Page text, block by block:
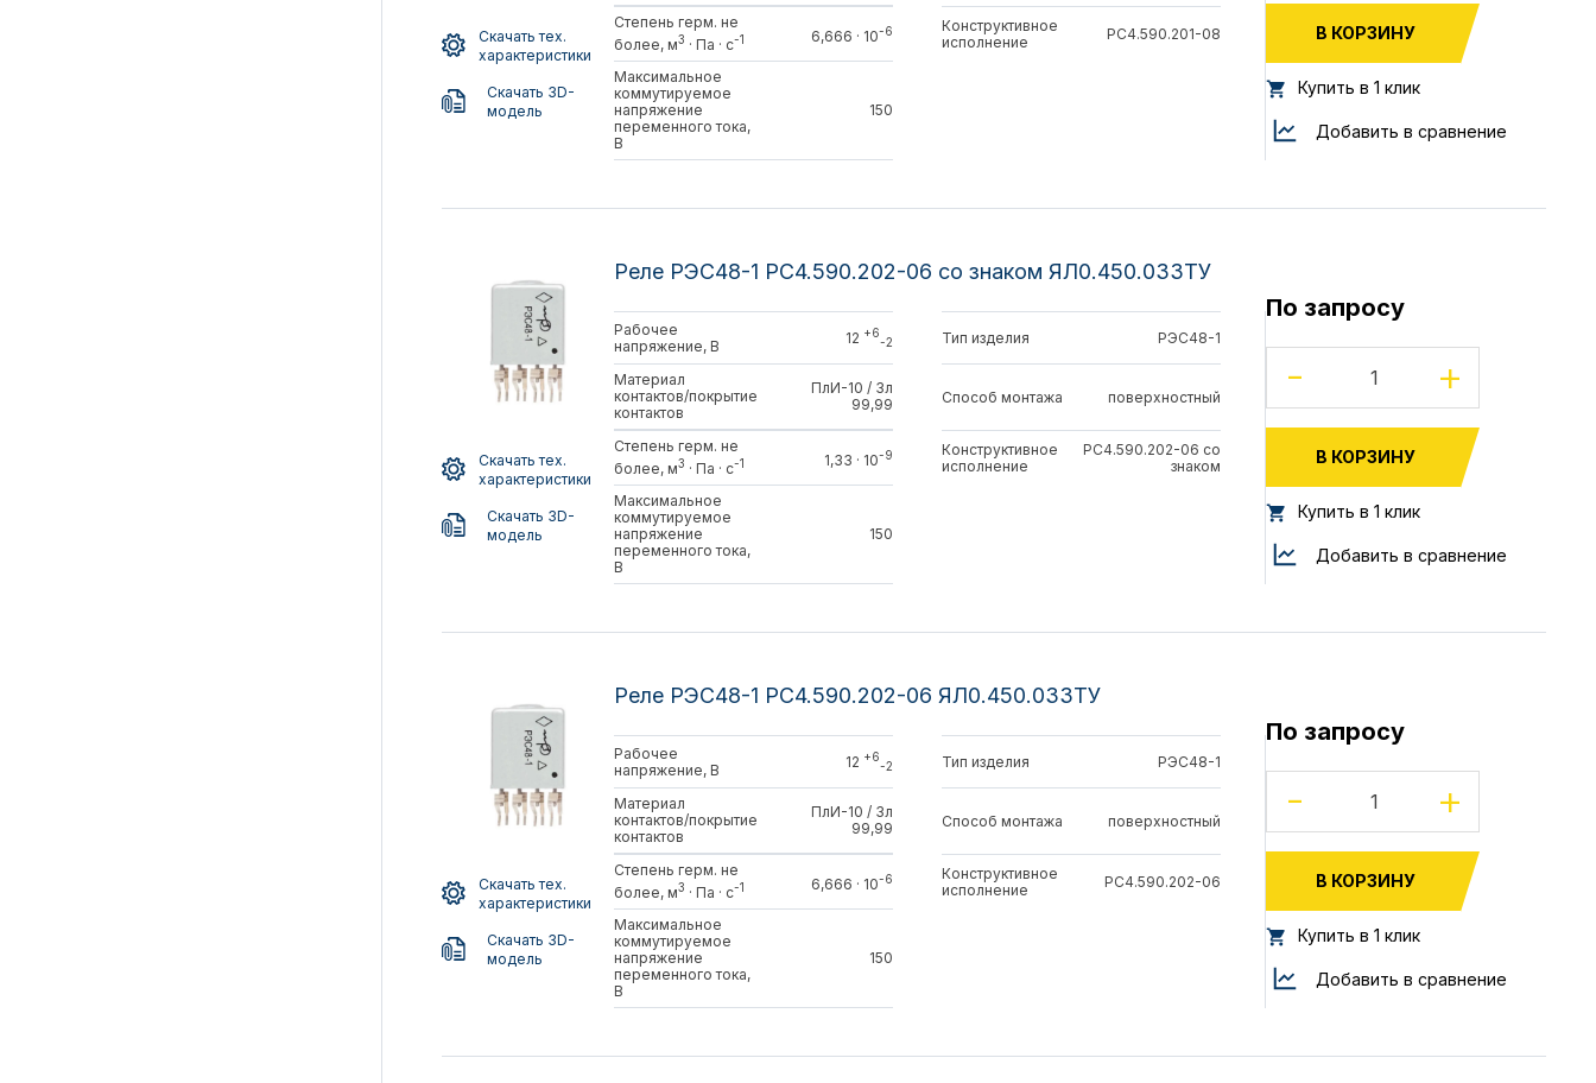
Скачать тех.
характеристики
Скачать 3D-
модель
Степень герм. не
более, м3 · Па · с-1 6,666 · 10-6
Конструктивное
исполнение
РС4.590.201-08
Максимальное
коммутируемое
напряжение
переменного тока,
В
150
В КОРЗИНУ
Купить в 1 клик
Добавить в сравнение
Скачать тех.
характеристики
Скачать 3D-
модель
Реле РЭС48-1 РС4.590.202-06 со знаком ЯЛ0.450.033ТУ
Рабочее
напряжение, В
12 +6
-2 Тип изделия РЭС48-1
Материал
контактов/покрытие
контактов
ПлИ-10 / Зл
99,99
Способ монтажа поверхностный
Степень герм. не
более, м3 · Па · с-1 1,33 · 10-9
Конструктивное
исполнение
РС4.590.202-06 со
знаком
Максимальное
коммутируемое
напряжение
переменного тока,
В
150
По запросу
- +
В КОРЗИНУ
Купить в 1 клик
Добавить в сравнение
Скачать тех.
характеристики
Скачать 3D-
модель
Реле РЭС48-1 РС4.590.202-06 ЯЛ0.450.033ТУ
Рабочее
напряжение, В
12 +6
-2 Тип изделия РЭС48-1
Материал
контактов/покрытие
контактов
ПлИ-10 / Зл
99,99
Способ монтажа поверхностный
Степень герм. не
более, м3 · Па · с-1 6,666 · 10-6
Конструктивное
исполнение
РС4.590.202-06
Максимальное
коммутируемое
напряжение
переменного тока,
В
150
По запросу
- +
В КОРЗИНУ
Купить в 1 клик
Добавить в сравнение